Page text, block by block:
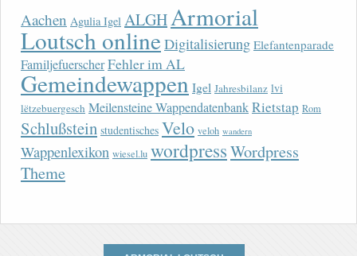
Aachen Agulia Igel ALGHArmorial
Loutsch onlineDigitalisierung Elefantenparade
FamiljefuerscherFehler im AL
Gemeindewappen Igel Jahresbilanz lvi
lëtzebuergesch Meilensteine WappendatenbankRietstap Rom
Schlußstein studentisches Velo veloh wandern
Wappenlexikon wiesel.lu wordpressWordpress
Theme